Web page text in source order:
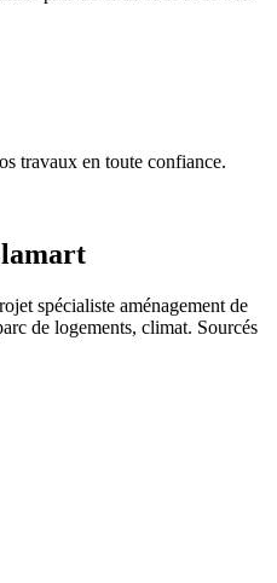
travaux en toute confiance.
spécialiste aménagement de
de logements, climat. Sourcés